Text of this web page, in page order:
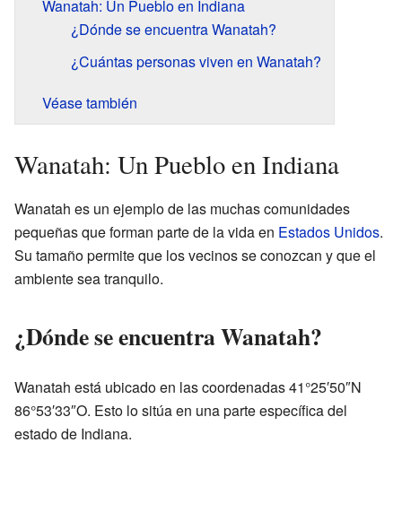
Wanatah: Un Pueblo en Indiana
¿Dónde se encuentra Wanatah?
¿Cuántas personas viven en Wanatah?
Véase también
Wanatah: Un Pueblo en Indiana
Wanatah es un ejemplo de las muchas comunidades
pequeñas que forman parte de la vida en Estados Unidos.
Su tamaño permite que los vecinos se conozcan y que el
ambiente sea tranquilo.
¿Dónde se encuentra Wanatah?
Wanatah está ubicado en las coordenadas 41°25′50″N
86°53′33″O. Esto lo sitúa en una parte específica del
estado de Indiana.